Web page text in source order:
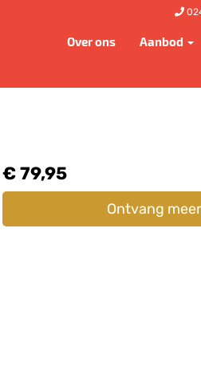
Over ons Aanbod
€ 79,95
Ontvang